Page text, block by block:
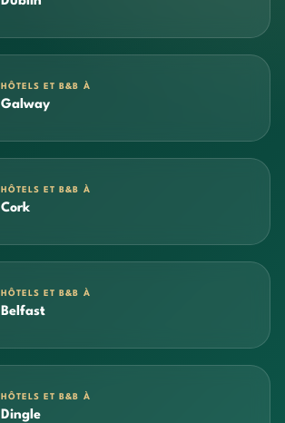
HÔTELS ET B&B À
Galway
HÔTELS ET B&B À
Cork
HÔTELS ET B&B À
Belfast
HÔTELS ET B&B À
Dingle